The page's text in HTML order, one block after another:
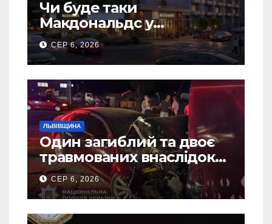
Чи буде таки
Макдональдс у
Дрогобичі? (Фото)
СЕР 6, 2026
ЛЬВІВЩИНА
Один загиблий та двоє
травмованих внаслідок
ДТП на Самбірщині
СЕР 6, 2026